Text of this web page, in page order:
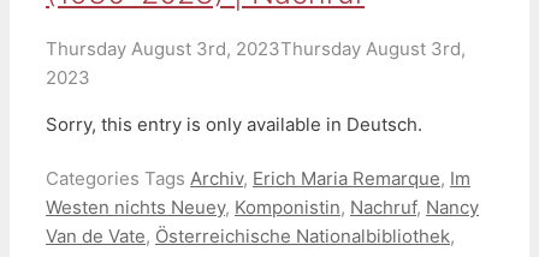
Thursday August 3rd, 2023Thursday August 3rd,
2023
Sorry, this entry is only available in Deutsch.
Categories Tags Archiv, Erich Maria Remarque, Im
Westen nichts Neuey, Komponistin, Nachruf, Nancy
Van de Vate, Österreichische Nationalbibliothek,